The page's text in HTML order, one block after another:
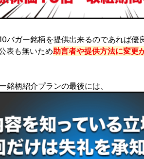
バガー銘柄を提供出来るのであれば優
表も無いため助言者や提供方法に変更
銘柄紹介プランの最後には、